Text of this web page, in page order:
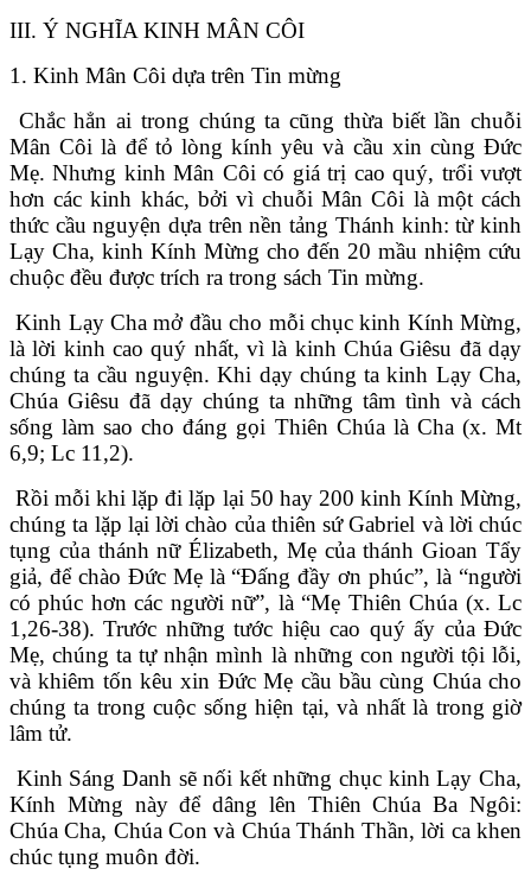
III. Ý NGHĨA KINH MÂN CÔI
1. Kinh Mân Côi dựa trên Tin mừng
Chắc hẳn ai trong chúng ta cũng thừa biết lần chuỗi
Mân Côi là để tỏ lòng kính yêu và cầu xin cùng Đức
Mẹ. Nhưng kinh Mân Côi có giá trị cao quý, trổi vượt
hơn các kinh khác, bởi vì chuỗi Mân Côi là một cách
thức cầu nguyện dựa trên nền tảng Thánh kinh: từ kinh
Lạy Cha, kinh Kính Mừng cho đến 20 mầu nhiệm cứu
chuộc đều được trích ra trong sách Tin mừng.
Kinh Lạy Cha mở đầu cho mỗi chục kinh Kính Mừng,
là lời kinh cao quý nhất, vì là kinh Chúa Giêsu đã dạy
chúng ta cầu nguyện. Khi dạy chúng ta kinh Lạy Cha,
Chúa Giêsu đã dạy chúng ta những tâm tình và cách
sống làm sao cho đáng gọi Thiên Chúa là Cha (x. Mt
6,9; Lc 11,2).
Rồi mỗi khi lặp đi lặp lại 50 hay 200 kinh Kính Mừng,
chúng ta lặp lại lời chào của thiên sứ Gabriel và lời chúc
tụng của thánh nữ Élizabeth, Mẹ của thánh Gioan Tẩy
giả, để chào Đức Mẹ là “Đấng đầy ơn phúc”, là “người
có phúc hơn các người nữ”, là “Mẹ Thiên Chúa (x. Lc
1,26-38). Trước những tước hiệu cao quý ấy của Đức
Mẹ, chúng ta tự nhận mình là những con người tội lỗi,
và khiêm tốn kêu xin Đức Mẹ cầu bầu cùng Chúa cho
chúng ta trong cuộc sống hiện tại, và nhất là trong giờ
lâm tử.
Kinh Sáng Danh sẽ nối kết những chục kinh Lạy Cha,
Kính Mừng này để dâng lên Thiên Chúa Ba Ngôi:
Chúa Cha, Chúa Con và Chúa Thánh Thần, lời ca khen
chúc tụng muôn đời.